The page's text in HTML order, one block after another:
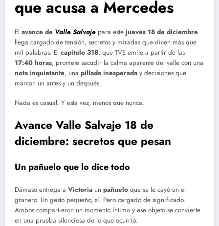
que acusa a Mercedes
El avance de Valle Salvaje para este jueves 18 de diciembre
llega cargado de tensión, secretos y miradas que dicen más que
mil palabras. El capítulo 318, que TVE emite a partir de las
17:40 horas, promete sacudir la calma aparente del valle con una
nota inquietante, una pillada inesperada y decisiones que
marcan un antes y un después.
Nada es casual. Y esta vez, menos que nunca.
Avance Valle Salvaje 18 de
diciembre: secretos que pesan
Un pañuelo que lo dice todo
Dámaso entrega a Victoria un pañuelo que se le cayó en el
granero. Un gesto pequeño, sí. Pero cargado de significado.
Ambos compartieron un momento íntimo y ese objeto se convierte
en una prueba silenciosa de lo que ocurrió.